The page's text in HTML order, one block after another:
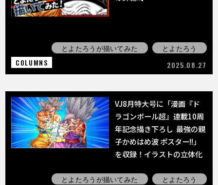
とよたろうが描いてみた
とよたろう
COLUMNS
2025.08.27
VJ8月特大号に「漫画『ド
ラゴンボール超』連載10周
年記念描き下ろし 最強の親
子かめはめ波 ポスター!!」
を収録！イラストの立体化
とよたろうが描いてみた
とよたろう